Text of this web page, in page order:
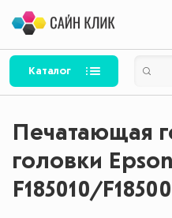
Каталог
Печатающая
головки Epson
F185010/